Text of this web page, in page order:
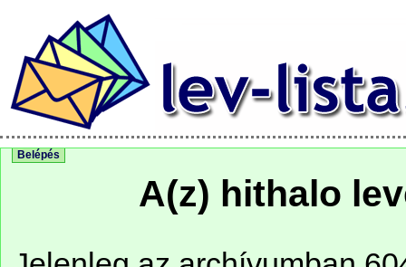
Belépés
A(z) hithalo